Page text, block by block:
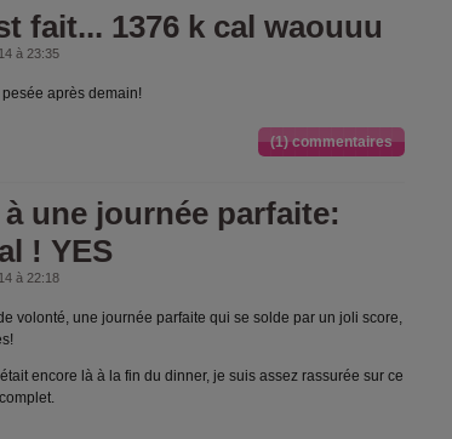
fait... 1376 k cal waouuu
à 23:35
après demain!
(1) commentaires
une journée parfaite:
! YES
à 22:18
volonté, une journée parfaite qui se solde par un joli score,
encore là à la fin du dinner, je suis assez rassurée sur ce